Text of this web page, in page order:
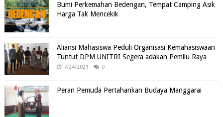
Bumi Perkemahan Bedengan, Tempat Camping Asik
Harga Tak Mencekik
Aliansi Mahasiswa Peduli Organisasi Kemahasiswaan
Tuntut DPM UNITRI Segera adakan Pemilu Raya
7/24/2021 0
Peran Pemuda Pertahankan Budaya Manggarai